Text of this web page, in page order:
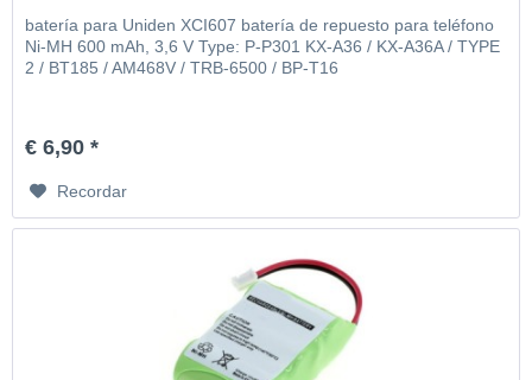
batería para Uniden XCI607 batería de repuesto para teléfono
Ni-MH 600 mAh, 3,6 V Type: P-P301 KX-A36 / KX-A36A / TYPE
2 / BT185 / AM468V / TRB-6500 / BP-T16
€ 6,90 *
Recordar